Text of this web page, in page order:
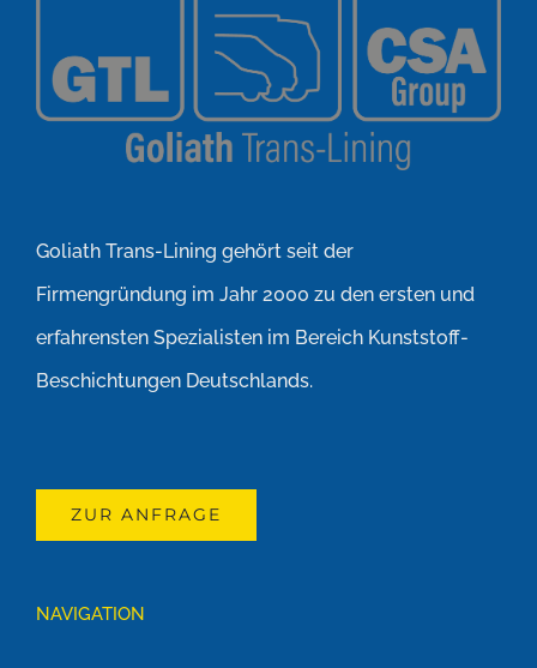
Goliath Trans-Lining gehört seit der
Firmengründung im Jahr 2000 zu den ersten und
erfahrensten Spezialisten im Bereich Kunststoff-
Beschichtungen Deutschlands.
ZUR ANFRAGE
NAVIGATION